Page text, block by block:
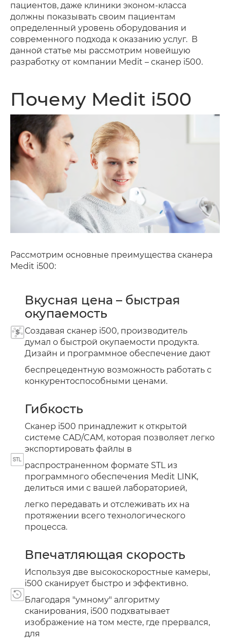
пациентов, даже клиники эконом-класса
должны показывать своим пациентам
определенный уровень оборудования и
современного подхода к оказанию услуг. В
данной статье мы рассмотрим новейшую
разработку от компании Medit – сканер i500.
Почему Medit i500
Рассмотрим основные преимущества сканера
Medit i500:
Вкусная цена – быстрая
окупаемость
Создавая сканер i500, производитель
думал о быстрой окупаемости продукта.
Дизайн и программное обеспечение дают
беспрецедентную возможность работать с
конкурентоспособными ценами.
Гибкость
Сканер i500 принадлежит к открытой
системе CAD/CAM, которая позволяет легко
экспортировать файлы в
распространенном формате STL из
программного обеспечения Medit LINK,
делиться ими с вашей лабораторией,
легко передавать и отслеживать их на
протяжении всего технологического
процесса.
Впечатляющая скорость
Используя две высокоскоростные камеры,
i500 сканирует быстро и эффективно.
Благодаря "умному" алгоритму
сканирования, i500 подхватывает
изображение на том месте, где прервался,
для